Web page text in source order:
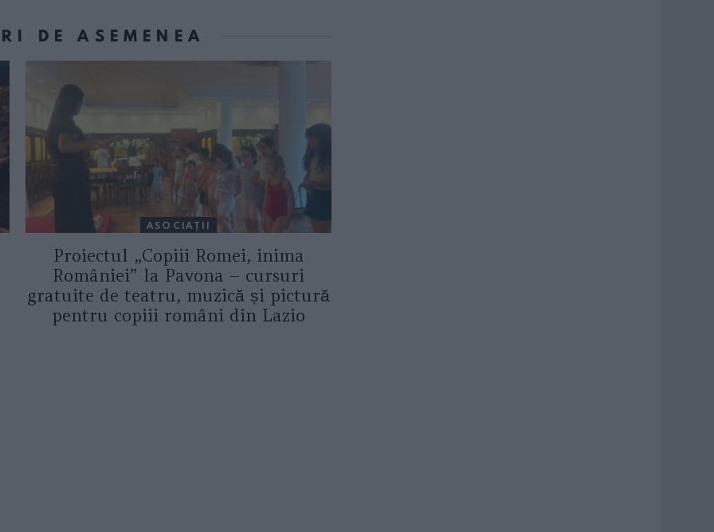
DE ASEMENEA
ASOCIAŢII
Proiectul „Copiii Romei, inima
României” la Pavona – cursuri
gratuite de teatru, muzică și pictură
pentru copiii români din Lazio